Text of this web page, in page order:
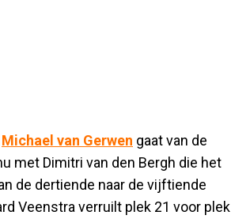
Michael van Gerwen gaat van de
met Dimitri van den Bergh die het
de dertiende naar de vijftiende
Veenstra verruilt plek 21 voor plek